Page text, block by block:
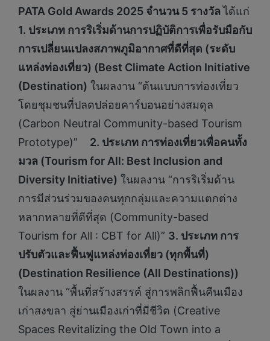
PATA Gold Awards 2025 จำนวน 5 รางวัลได้แก่
1. ประเภท การริเริ่มด้านการปฏิบัติการเพื่อรับมือกับ
การเปลี่ยนแปลงสภาพภูมิอากาศที่ดีที่สุด (ระดับ
แหล่งท่องเที่ยว) (Best Climate Action Initiative
(Destination) ในผลงาน “ต้นแบบการท่องเที่ยว
โดยชุมชนที่ปลดปล่อยคาร์บอนอย่างสมดุล
(Carbon Neutral Community-based Tourism
Prototype)” 2. ประเภท การท่องเที่ยวเพื่อคนทั้ง
มวล (Tourism for All: Best Inclusion and
Diversity Initiative) ในผลงาน “การริเริ่มด้าน
การมีส่วนร่วมของคนทุกกลุ่มและความแตกต่าง
หลากหลายที่ดีที่สุด (Community-based
Tourism for All : CBT for All)” 3. ประเภท การ
ปรับตัวและฟื้นฟูแหล่งท่องเที่ยว (ทุกพื้นที่)
(Destination Resilience (All Destinations))
ในผลงาน “พื้นที่สร้างสรรค์ สู่การพลิกฟื้นคืนเมือง
เก่าสงขลา สู่ย่านเมืองเก่าที่มีชีวิต (Creative
Spaces Revitalizing the Old Town into a